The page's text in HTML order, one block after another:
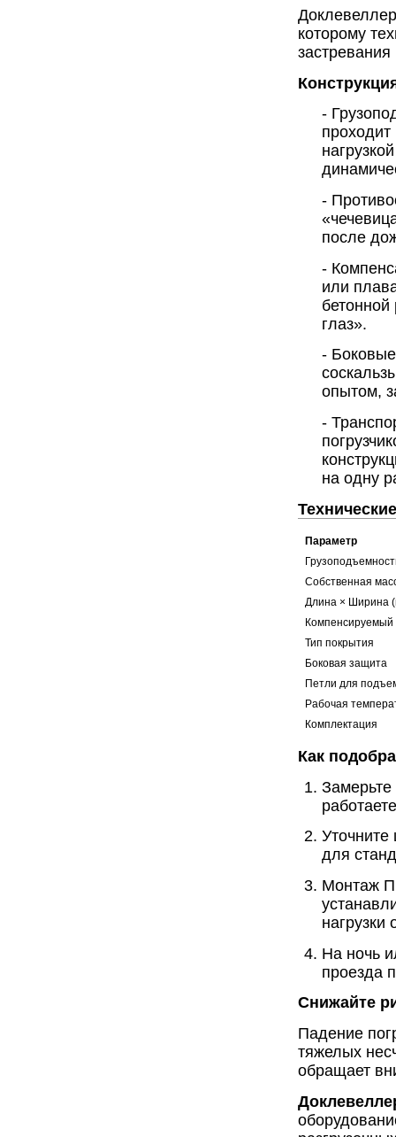
которому
застревания
-
-
после
-
или
глаз».
-
опытом,
-
на одну
Параметр
Собственная
Длина × Ширина
Тип покрытия
Боковая защита
Петли для
Рабочая
Комплектация
Как
для
Монтаж
нагрузки
На ночь
проезда
Снижайте
Падение
тяжелых
обращает